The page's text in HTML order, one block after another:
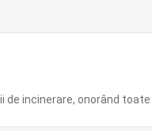
de incinerare, onorând toate